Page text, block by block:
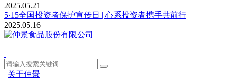
2025.05.21
5·15全国投资者保护宣传日 | 心系投资者携手共前行
2025.05.16
| 关于仲景